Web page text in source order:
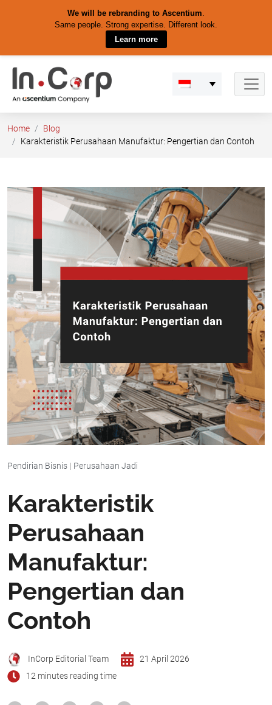
We will be rebranding to Ascentium.
Same people. Strong expertise. Different look.
Learn more
content
Home
Blog
Karakteristik Perusahaan Manufaktur: Pengertian dan Contoh
Pendirian Bisnis | Perusahaan Jadi
Karakteristik
Perusahaan
Manufaktur:
Pengertian dan
Contoh
InCorp Editorial Team
21 April 2026
12 minutes reading time